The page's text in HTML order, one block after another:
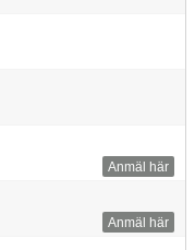
Anmäl här
Anmäl här